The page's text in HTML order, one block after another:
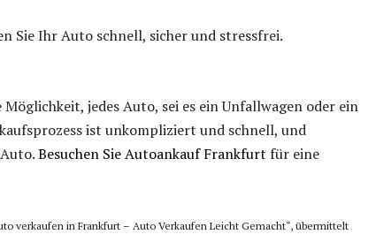
Sie Ihr Auto schnell, sicher und stressfrei.
jedes Auto, sei es ein Unfallwagen oder ein
ist unkompliziert und schnell, und
Besuchen Sie Autoankauf Frankfurt für eine
verkaufen in Frankfurt – Auto Verkaufen Leicht Gemacht“, übermittelt